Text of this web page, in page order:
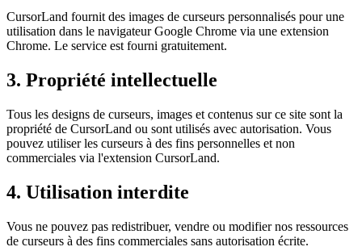
CursorLand fournit des images de curseurs personnalisés pour une
utilisation dans le navigateur Google Chrome via une extension
Chrome. Le service est fourni gratuitement.
3. Propriété intellectuelle
Tous les designs de curseurs, images et contenus sur ce site sont la
propriété de CursorLand ou sont utilisés avec autorisation. Vous
pouvez utiliser les curseurs à des fins personnelles et non
commerciales via l'extension CursorLand.
4. Utilisation interdite
Vous ne pouvez pas redistribuer, vendre ou modifier nos ressources
de curseurs à des fins commerciales sans autorisation écrite.